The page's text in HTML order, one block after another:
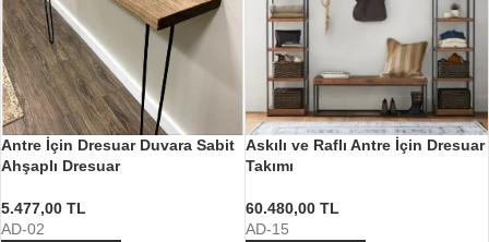
Antre İçin Dresuar Duvara Sabit
Ahşaplı Dresuar
5.477,00 TL
AD-02
Askılı ve Raflı Antre İçin Dresuar
Takımı
60.480,00 TL
AD-15